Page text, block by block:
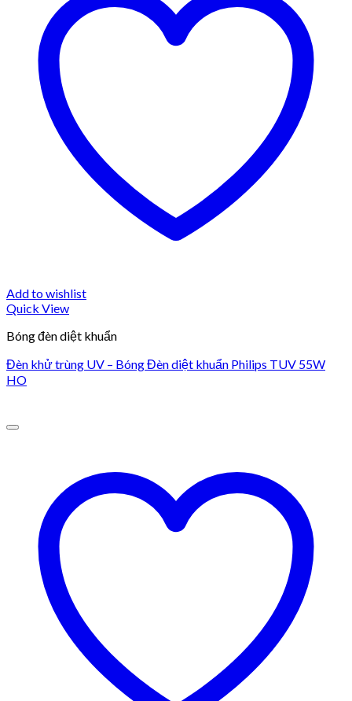
Add to wishlist
Quick View
Bóng đèn diệt khuẩn
Đèn khử trùng UV – Bóng Đèn diệt khuẩn Philips TUV 55W
HO